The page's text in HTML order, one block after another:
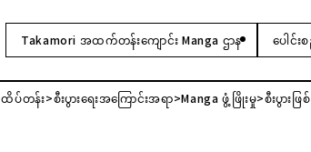
Takamori အထက်တန်းကျောင်း Manga ဌာန ပေါင်း
ထိပ်တန်း စီးပွားရေးအကြောင်းအရာ Manga ဖွံ့ဖြိုးမှု စီးပွားဖြ